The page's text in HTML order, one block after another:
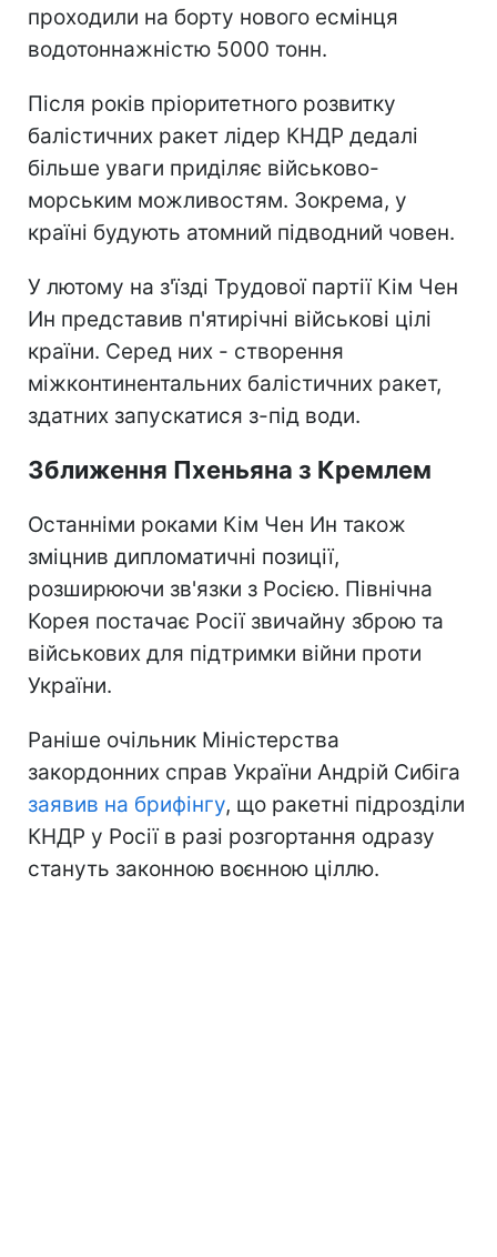
проходили на борту нового есмінця
водотоннажністю 5000 тонн.
Після років пріоритетного розвитку
балістичних ракет лідер КНДР дедалі
більше уваги приділяє військово-
морським можливостям. Зокрема, у
країні будують атомний підводний човен.
У лютому на з'їзді Трудової партії Кім Чен
Ин представив п'ятирічні військові цілі
країни. Серед них - створення
міжконтинентальних балістичних ракет,
здатних запускатися з-під води.
Зближення Пхеньяна з Кремлем
Останніми роками Кім Чен Ин також
зміцнив дипломатичні позиції,
розширюючи зв'язки з Росією. Північна
Корея постачає Росії звичайну зброю та
військових для підтримки війни проти
України.
Раніше очільник Міністерства
закордонних справ України Андрій Сибіга
заявив на брифінгу, що ракетні підрозділи
КНДР у Росії в разі розгортання одразу
стануть законною воєнною ціллю.